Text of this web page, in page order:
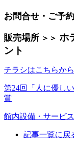
お問合せ・ご予約
販売場所 ＞＞ ホ
ント
チラシはこちらから
第24回「人に優し
賞
館内設備・サービ
記事一覧に戻